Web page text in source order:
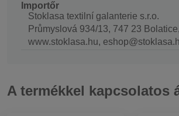
Importőr
Stoklasa textilní galanterie s.r.o.
Průmyslová 934/13, 747 23
www.stoklasa.hu,
A termékkel kapcsolatos